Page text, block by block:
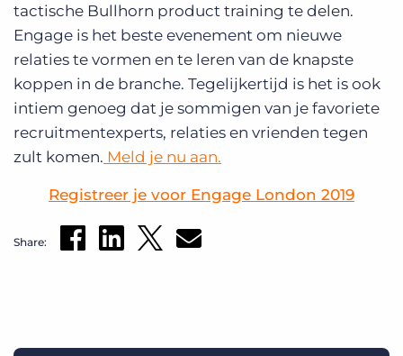
tactische Bullhorn product training te delen.
Engage is het beste evenement om nieuwe
relaties te vormen en te leren van de knapste
koppen in de branche. Tegelijkertijd is het is ook
intiem genoeg dat je sommigen van je favoriete
recruitmentexperts, relaties en vrienden tegen
zult komen. Meld je nu aan.
Registreer je voor Engage London 2019
Share: